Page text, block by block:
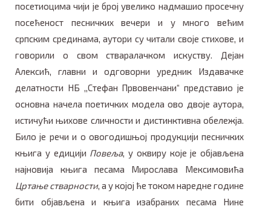
посетиоцима чији је број увелико надмашио просечну
посећеност песничких вечери и у много већим
српским срединама, аутори су читали своје стихове, и
говорили о свом стваралачком искуству. Дејан
Алексић, главни и одговорни уредник Издавачке
делатности НБ ,,Стефан Првовенчани“ представио је
основна начела поетичких модела ово двоје аутора,
истичући њихове сличности и дистинктивна обележја.
Било је речи и о овогодишњој продукцији песничких
књига у едицији Повеља, у оквиру које је објављена
најновија књига песама Мирослава Мексимовића
Цртање стварности, а у којој ће током наредне године
бити објављена и књига изабраних песама Нине